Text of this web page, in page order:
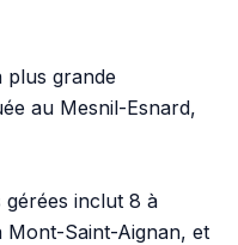
plus grande
au Mesnil-Esnard,
inclut 8 à
Mont-Saint-Aignan, et